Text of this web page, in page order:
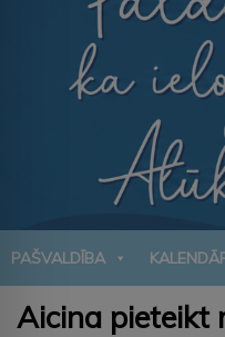
PAŠVALDĪBA
Aicina pieteikt